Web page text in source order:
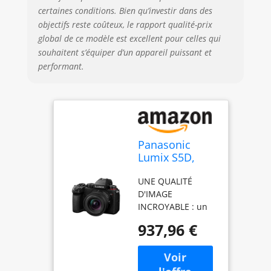
certaines conditions. Bien qu’investir dans des
objectifs reste coûteux, le rapport qualité-prix
global de ce modèle est excellent pour celles qui
souhaitent s’équiper d’un appareil puissant et
performant.
Panasonic
Lumix S5D,
Hybride Plein
Format, avec
Objectif Lumix
F4.5-6.3 (24MP,
Vidéo 4K 4:2:2
10bit, Double
UNE QUALITÉ
D'IMAGE
INCROYABLE : un
format de 24,2 MP
avec Double ISO
natif, pour des
937,96 €